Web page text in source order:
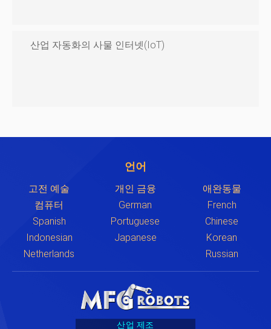
산업 자동화의 사물 인터넷(IoT)
언어
고전 예술 개인 금융
애완동물
컴퓨터
German
French
Spanish
Portuguese
Chinese
Indonesian
Japanese
Korean
Netherlands
Russian
산업 제조